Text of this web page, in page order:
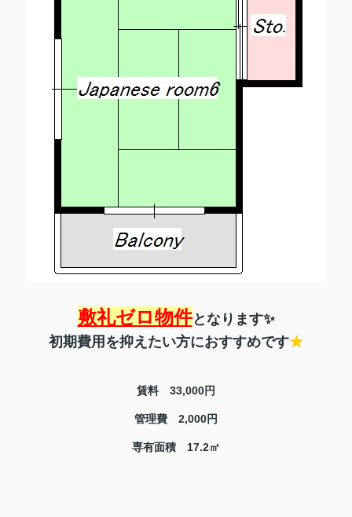
敷礼ゼロ物件となります✨
初期費用を抑えたい方におすすめです★
賃料 33,000円
管理費 2,000円
専有面積 17.2㎡